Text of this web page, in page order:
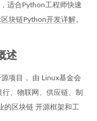
适合Python工程师快速
区块链Python开发详解。
述
项目， 由 Linux基金会
、物联网、供应链、制
的区块链 开源框架和工